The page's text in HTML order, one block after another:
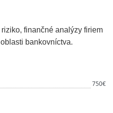
finančné analýzy firiem
bankovníctva.
750€